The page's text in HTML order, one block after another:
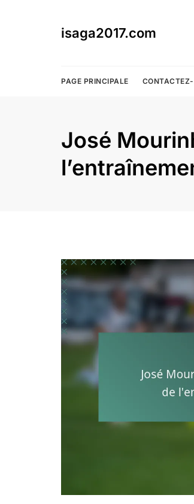
isaga2017.com
PAGE PRINCIPALE
José